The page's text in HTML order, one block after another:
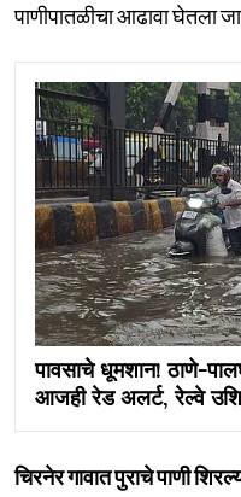
पाणीपातळीचा आढावा घेतला
पावसाचे धूमशान! ठाणे-
आजही रेड अलर्ट, रेल्वे
चिरनेर गावात पुराचे पाणी